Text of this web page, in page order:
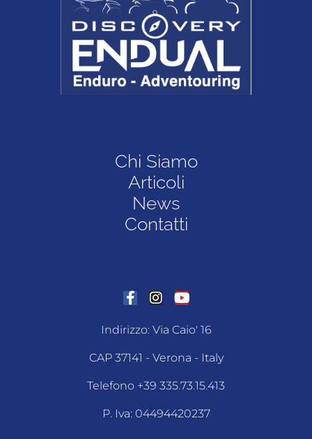
Chi Siamo
Articoli
News
Contatti
Indirizzo: Via Caio' 16
CAP 37141 - Verona - Italy
Telefono +39 335.73.15.413
P. Iva: 04494420237